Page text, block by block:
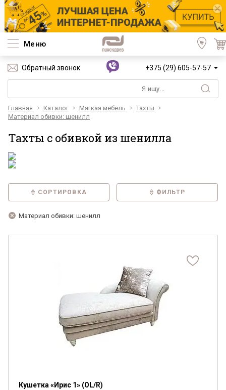
Меню
Обратный звонок +375 (29) 605-57-57
Главная Каталог Мягкая мебель
Тахты
Материал обивки: шенилл
Тахты с обивкой из шенилла
СОРТИРОВКА ФИЛЬТР
Материал обивки: шенилл
Кушетка «Ирис 1» (OL/R)